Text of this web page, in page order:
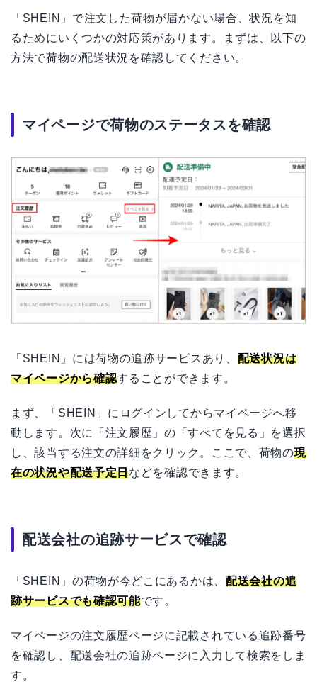
「SHEIN」で注文した荷物が届かない場合、状況を知
るためにいくつかの対応策があります。まずは、以下の
方法で荷物の配送状況を確認してください。
マイページで荷物のステータスを確認
「SHEIN」には荷物の追跡サービスあり、 配送状況は
マイページから確認することができます。
まず、「SHEIN」にログインしてからマイページへ移
動します。次に「注文履歴」の「すべてを見る」を選択
し、該当する注文の詳細をクリック。ここで、荷物の現
在の状況や配送予定日などを確認できます。
配送会社の追跡サービスで確認
「SHEIN」の荷物が今どこにあるかは、 配送会社の追
跡サービスでも確認可能です。
マイページの注文履歴ページに記載されている追跡番号
を確認し、配送会社の追跡ページに入力して検索をしま
す。